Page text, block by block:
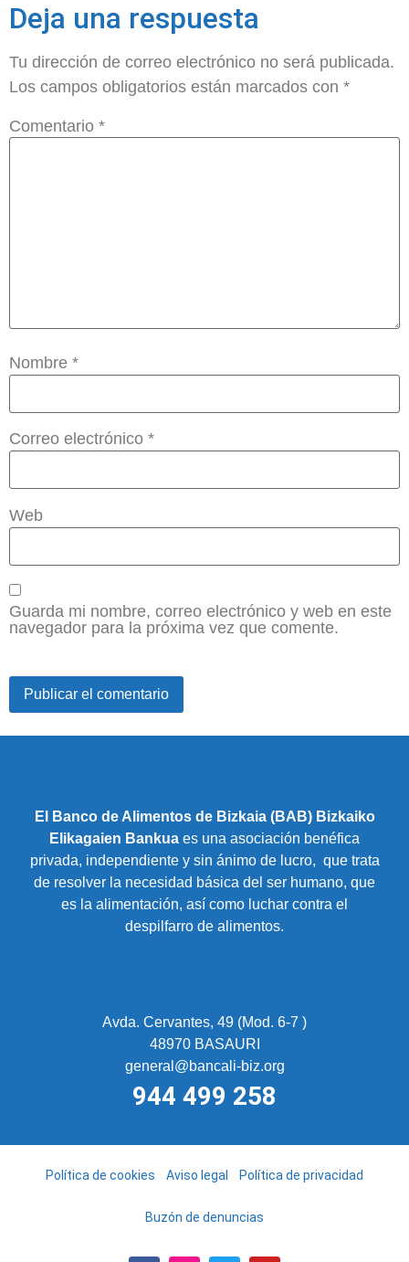
Deja una respuesta
Tu dirección de correo electrónico no será publicada.
Los campos obligatorios están marcados con *
Comentario *
Nombre *
Correo electrónico *
Web
Guarda mi nombre, correo electrónico y web en este
navegador para la próxima vez que comente.
El Banco de Alimentos de Bizkaia (BAB) Bizkaiko
Elikagaien Bankua es una asociación benéfica
privada, independiente y sin ánimo de lucro, que trata
de resolver la necesidad básica del ser humano, que
es la alimentación, así como luchar contra el
despilfarro de alimentos.
Avda. Cervantes, 49 (Mod. 6-7 )
48970 BASAURI
general@bancali-biz.org
944 499 258
Política de cookies Aviso legal Política de privacidad
Buzón de denuncias